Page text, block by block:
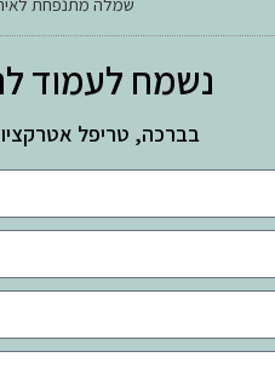
נשמח לעמוד
בברכה, טריפל